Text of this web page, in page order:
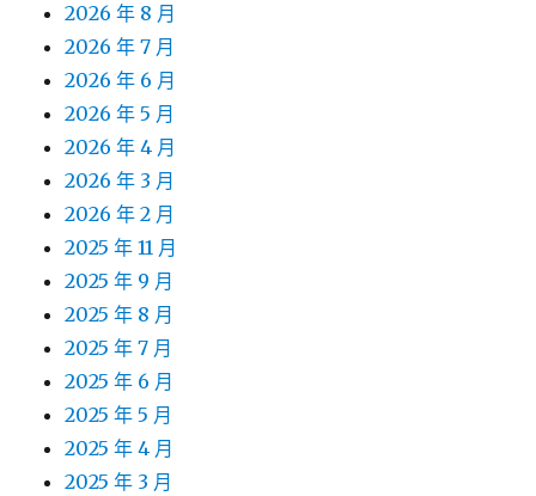
2026 年 8 月
2026 年 7 月
2026 年 6 月
2026 年 5 月
2026 年 4 月
2026 年 3 月
2026 年 2 月
2025 年 11 月
2025 年 9 月
2025 年 8 月
2025 年 7 月
2025 年 6 月
2025 年 5 月
2025 年 4 月
2025 年 3 月